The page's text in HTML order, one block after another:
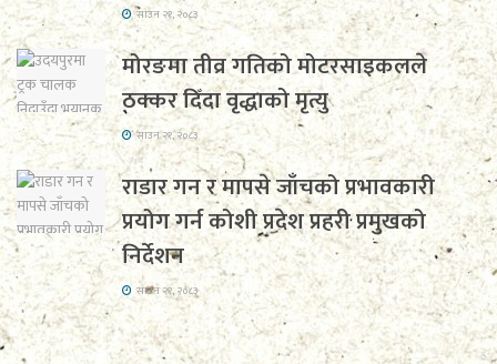
साउन २१, २०८३
मोरङमा तीव्र गतिको मोटरसाइकलले
ठक्कर दिँदा वृद्धाको मृत्यु
साउन २१, २०८३
राडार गन र मापसे जाँचको प्रभावकारी
प्रयोग गर्न कोशी प्रदेश प्रहरी प्रमुखको
निर्देशन
साउन २१, २०८३